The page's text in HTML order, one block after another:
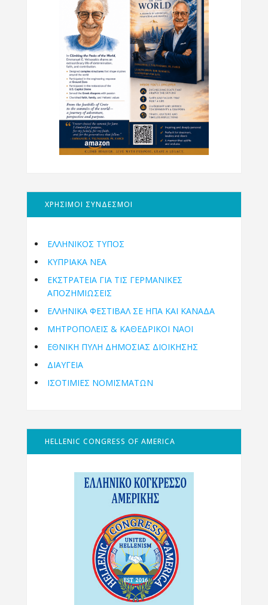
ΧΡΗΣΙΜΟΙ ΣΥΝΔΕΣΜΟΙ
ΕΛΛΗΝΙΚΟΣ ΤΥΠΟΣ
ΚΥΠΡΙΑΚΑ ΝΕΑ
ΕΚΣΤΡΑΤΕΙΑ ΓΙΑ ΤΙΣ ΓΕΡΜΑΝΙΚΕΣ
ΑΠΟΖΗΜΙΩΣΕΙΣ
ΕΛΛΗΝΙΚΆ ΦΕΣΤΙΒΆΛ ΣΕ ΗΠΑ ΚΑΙ ΚΑΝΑΔΑ
ΜΗΤΡΟΠΌΛΕΙΣ & ΚΑΘΕΔΡΙΚΟΊ ΝΑΟΊ
ΕΘΝΙΚΉ ΠΎΛΗ ΔΗΜΌΣΙΑΣ ΔΙΟΊΚΗΣΗΣ
ΔΙΑΥΓΕΙΑ
ΙΣΟΤΙΜΙΕΣ ΝΟΜΙΣΜΑΤΩΝ
HELLENIC CONGRESS OF AMERICA